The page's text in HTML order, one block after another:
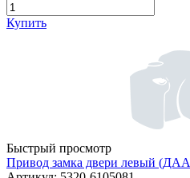
Купить
Быстрый просмотр
Привод замка двери левый